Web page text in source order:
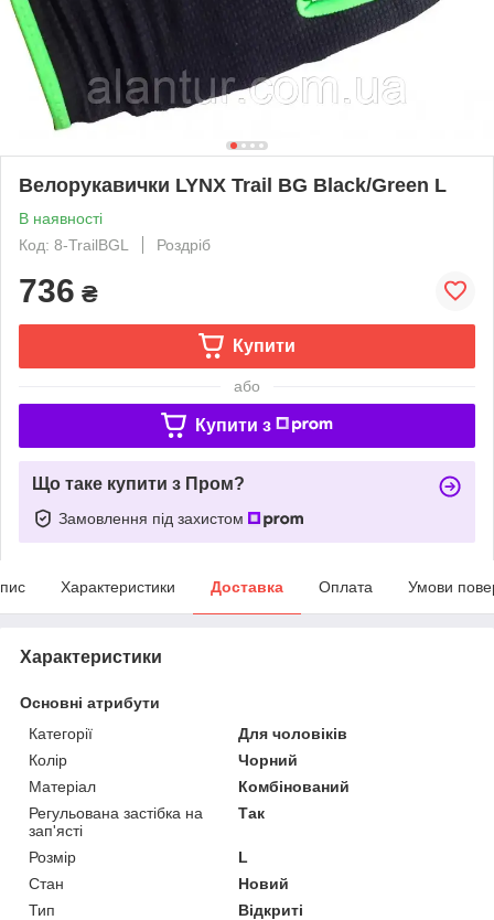
Велорукавички LYNX Trail BG Black/Green L
В наявності
Код: 8-TrailBGL
Роздріб
736 ₴
Купити
або
Купити з
Що таке купити з Пром?
Замовлення під захистом
Характеристики Доставка Оплата Умови
Характеристики
Основні атрибути
Категорії
Для чоловіків
Колір
Чорний
Матеріал
Комбінований
Регульована застібка на
зап'ясті
Так
Розмір
L
Стан
Новий
Тип
Відкриті